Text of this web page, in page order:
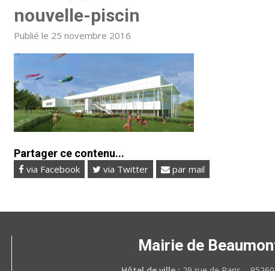
nouvelle-piscin
Publié le 25 novembre 2016
Partager ce contenu...
via Facebook via Twitter par mail
Mairie de